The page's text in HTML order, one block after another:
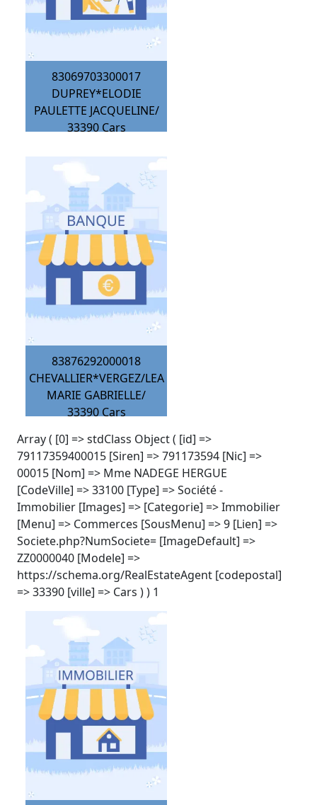
83069703300017
DUPREY*ELODIE
PAULETTE JACQUELINE/
33390 Cars
83876292000018
CHEVALLIER*VERGEZ/LEA
MARIE GABRIELLE/
33390 Cars
Array ( [0] => stdClass Object ( [id] =>
79117359400015 [Siren] => 791173594 [Nic] =>
00015 [Nom] => Mme NADEGE HERGUE
[CodeVille] => 33100 [Type] => Société -
Immobilier [Images] => [Categorie] => Immobilier
[Menu] => Commerces [SousMenu] => 9 [Lien] =>
Societe.php?NumSociete= [ImageDefault] =>
ZZ0000040 [Modele] =>
https://schema.org/RealEstateAgent [codepostal]
=> 33390 [ville] => Cars ) ) 1